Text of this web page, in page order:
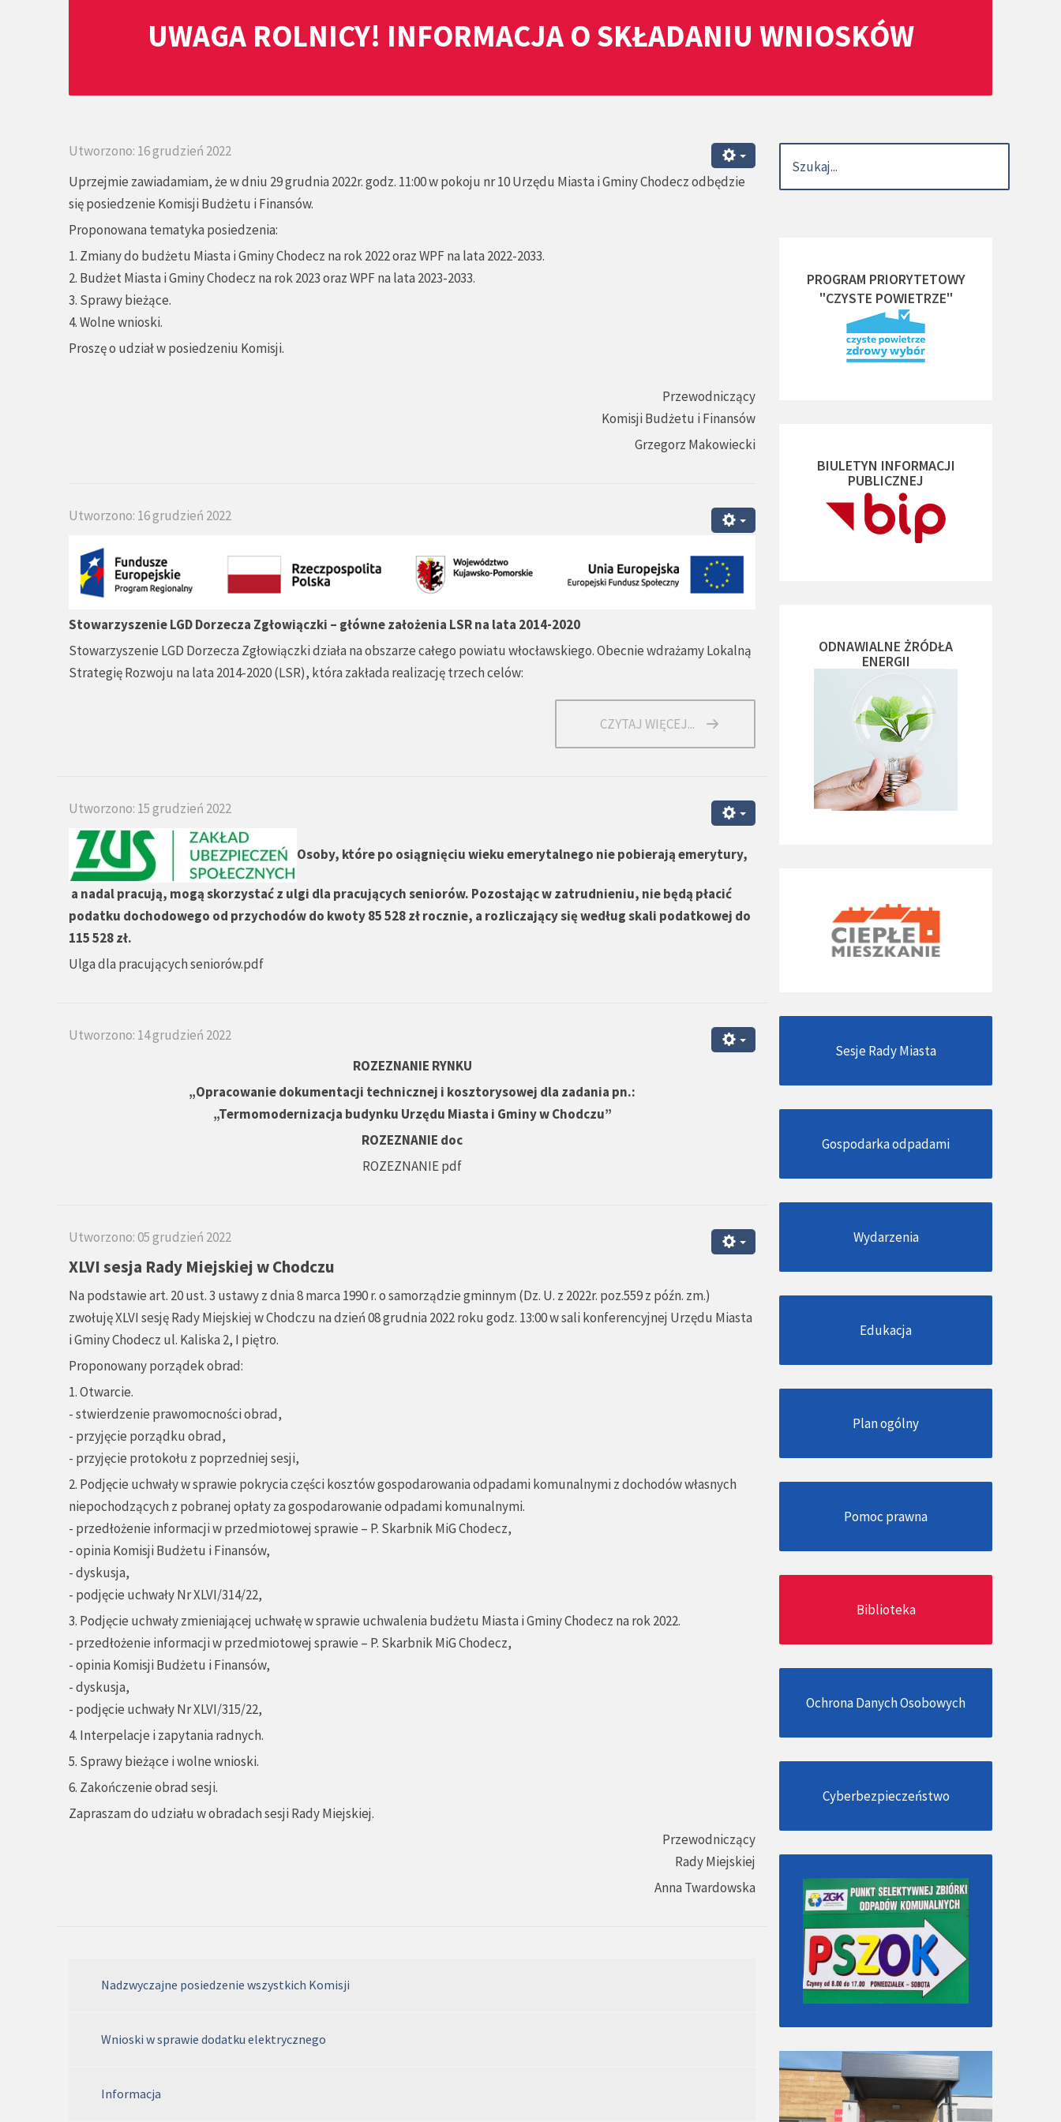
UWAGA ROLNICY! INFORMACJA O SKŁADANIU WNIOSKÓW
Utworzono: 16 grudzień 2022
Uprzejmie zawiadamiam, że w dniu 29 grudnia 2022r. godz. 11:00 w pokoju nr 10 Urzędu Miasta i Gminy Chodecz odbędzie
się posiedzenie Komisji Budżetu i Finansów.
Proponowana tematyka posiedzenia:
1. Zmiany do budżetu Miasta i Gminy Chodecz na rok 2022 oraz WPF na lata 2022-2033.
2. Budżet Miasta i Gminy Chodecz na rok 2023 oraz WPF na lata 2023-2033.
3. Sprawy bieżące.
4. Wolne wnioski.
Proszę o udział w posiedzeniu Komisji.
Przewodniczący
Komisji Budżetu i Finansów
Grzegorz Makowiecki
Utworzono: 16 grudzień 2022
Stowarzyszenie LGD Dorzecza Zgłowiączki – główne założenia LSR na lata 2014-2020
Stowarzyszenie LGD Dorzecza Zgłowiączki działa na obszarze całego powiatu włocławskiego. Obecnie wdrażamy Lokalną
Strategię Rozwoju na lata 2014-2020 (LSR), która zakłada realizację trzech celów:
CZYTAJ WIĘCEJ...
Utworzono: 15 grudzień 2022
Osoby, które po osiągnięciu wieku emerytalnego nie pobierają emerytury,
a nadal pracują, mogą skorzystać z ulgi dla pracujących seniorów. Pozostając w zatrudnieniu, nie będą płacić
podatku dochodowego od przychodów do kwoty 85 528 zł rocznie, a rozliczający się według skali podatkowej do
115 528 zł.
Ulga dla pracujących seniorów.pdf
Utworzono: 14 grudzień 2022
ROZEZNANIE RYNKU
„Opracowanie dokumentacji technicznej i kosztorysowej dla zadania pn.:
„Termomodernizacja budynku Urzędu Miasta i Gminy w Chodczu”
ROZEZNANIE doc
ROZEZNANIE pdf
Utworzono: 05 grudzień 2022
XLVI sesja Rady Miejskiej w Chodczu
Na podstawie art. 20 ust. 3 ustawy z dnia 8 marca 1990 r. o samorządzie gminnym (Dz. U. z 2022r. poz.559 z późn. zm.)
zwołuję XLVI sesję Rady Miejskiej w Chodczu na dzień 08 grudnia 2022 roku godz. 13:00 w sali konferencyjnej Urzędu Miasta
i Gminy Chodecz ul. Kaliska 2, I piętro.
Proponowany porządek obrad:
1. Otwarcie.
- stwierdzenie prawomocności obrad,
- przyjęcie porządku obrad,
- przyjęcie protokołu z poprzedniej sesji,
2. Podjęcie uchwały w sprawie pokrycia części kosztów gospodarowania odpadami komunalnymi z dochodów własnych
niepochodzących z pobranej opłaty za gospodarowanie odpadami komunalnymi.
- przedłożenie informacji w przedmiotowej sprawie – P. Skarbnik MiG Chodecz,
- opinia Komisji Budżetu i Finansów,
- dyskusja,
- podjęcie uchwały Nr XLVI/314/22,
3. Podjęcie uchwały zmieniającej uchwałę w sprawie uchwalenia budżetu Miasta i Gminy Chodecz na rok 2022.
- przedłożenie informacji w przedmiotowej sprawie – P. Skarbnik MiG Chodecz,
- opinia Komisji Budżetu i Finansów,
- dyskusja,
- podjęcie uchwały Nr XLVI/315/22,
4. Interpelacje i zapytania radnych.
5. Sprawy bieżące i wolne wnioski.
6. Zakończenie obrad sesji.
Zapraszam do udziału w obradach sesji Rady Miejskiej.
Przewodniczący
Rady Miejskiej
Anna Twardowska
Nadzwyczajne posiedzenie wszystkich Komisji
Wnioski w sprawie dodatku elektrycznego
Informacja
PROGRAM PRIORYTETOWY
"CZYSTE POWIETRZE"
BIULETYN INFORMACJI
PUBLICZNEJ
ODNAWIALNE ŻRÓDŁA
ENERGII
Sesje Rady Miasta
Gospodarka odpadami
Wydarzenia
Edukacja
Plan ogólny
Pomoc prawna
Biblioteka
Ochrona Danych Osobowych
Cyberbezpieczeństwo